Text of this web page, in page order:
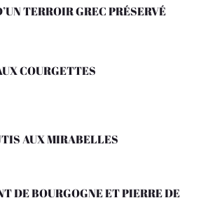
TERROIR GREC PRÉSERVÉ
COURGETTES
AUX MIRABELLES
DE BOURGOGNE ET PIERRE DE